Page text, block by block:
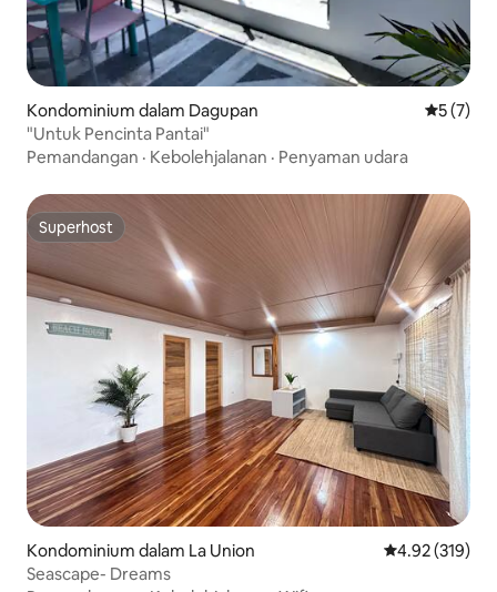
Kondominium dalam Dagupan
5 (7)
"Untuk Pencinta Pantai"
Pemandangan · Kebolehjalanan · Penyaman udara
Superhost
Superhost
Kondominium dalam La Union Penarafan
4.92 (319)
Seascape- Dreams